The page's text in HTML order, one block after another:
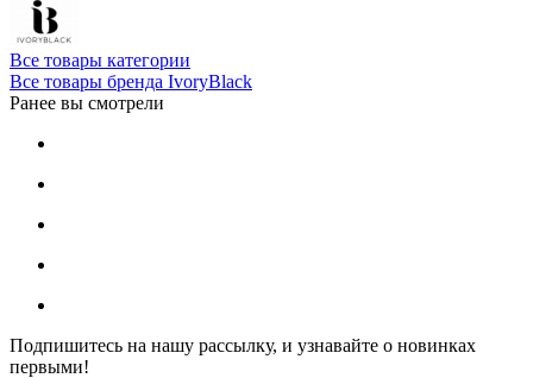
Все товары категории
Все товары бренда IvoryBlack
Ранее вы смотрели
Подпишитесь на нашу рассылку, и узнавайте о новинках
первыми!